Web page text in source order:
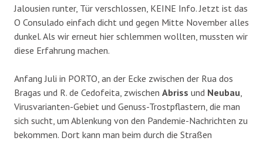
Jalousien runter, Tür verschlossen, KEINE Info. Jetzt ist das
O Consulado einfach dicht und gegen Mitte November alles
dunkel. Als wir erneut hier schlemmen wollten, mussten wir
diese Erfahrung machen.
Anfang Juli in PORTO, an der Ecke zwischen der Rua dos
Bragas und R. de Cedofeita, zwischen Abriss und Neubau
Virusvarianten-Gebiet und Genuss-Trostpflastern, die man
sich sucht, um Ablenkung von den Pandemie-Nachrichten zu
bekommen. Dort kann man beim durch die Straßen